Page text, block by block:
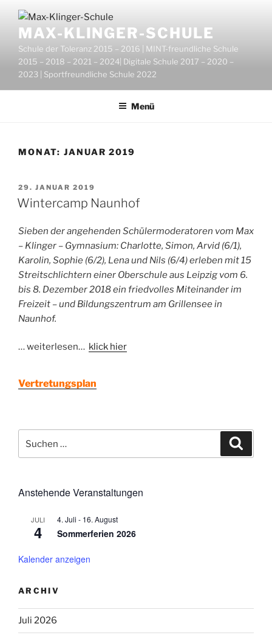
Inhalt
springenMAX-KLINGER-SCHULE
Schule der Toleranz 2015 – 2016 | MINT-freundliche Schule
2015 – 2018 – 2021 – 2024| Digitale Schule 2017 – 2020 –
2023 | Sportfreundliche Schule 2022
Menü
MONAT: JANUAR 2019
VERÖFFENTLICHT
AM
29. JANUAR 2019
Wintercamp Naunhof
Sieben der angehenden Schülermoderatoren vom Max
– Klinger – Gymnasium: Charlotte, Simon, Arvid (6/1),
Karolin, Sophie (6/2), Lena und Nils (6/4) erleben mit 15
Streitschlichtern einer Oberschule aus Leipzig vom 6.
bis 8. Dezember 2018 ein friedvolles Miteinander im
Freizeit – und Bildungszentrum am Grillensee in
Naunhof.
… weiterlesen… klick hier
Vertretungsplan
nach:
Anstehende Veranstaltungen
JULI
4
4. Juli - 16. August
Sommerferien 2026
Kalender anzeigen
ARCHIV
Juli 2026